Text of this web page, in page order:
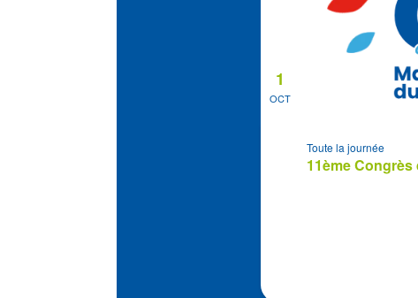
OCT
1
11ème
Toute la journée